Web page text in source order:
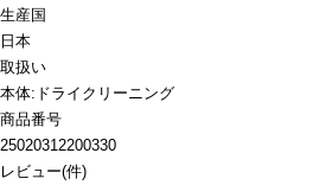
生産国
日本
取扱い
本体:ドライクリーニング
商品番号
25020312200330
レビュー(件)